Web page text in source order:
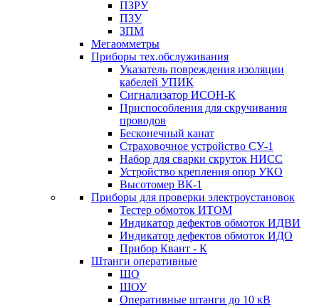
ПЗРУ
ПЗУ
ЗПМ
Мегаомметры
Приборы тех.обслуживания
Указатель повреждения изоляции
кабелей УПИК
Сигнализатор ИСОН-К
Приспособления для скручивания
проводов
Бесконечный канат
Страховочное устройство СУ-1
Набор для сварки скруток НИСС
Устройство крепления опор УКО
Высотомер ВК-1
Приборы для проверки электроустановок
Тестер обмоток ИТОМ
Индикатор дефектов обмоток ИДВИ
Индикатор дефектов обмоток ИДО
Прибор Квант - К
Штанги оперативные
ШО
ШОУ
Оперативные штанги до 10 кВ